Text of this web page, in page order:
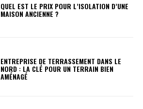
QUEL EST LE PRIX POUR L’ISOLATION D’UNE
MAISON ANCIENNE ?
ENTREPRISE DE TERRASSEMENT DANS LE
NORD : LA CLÉ POUR UN TERRAIN BIEN
AMÉNAGÉ